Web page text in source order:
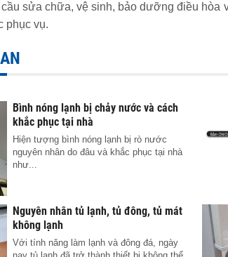
sửa chữa, vệ sinh, bảo dưỡng điều
phục vụ.
Bình nóng lạnh bị chảy nước và cách
khắc phục tại nhà
Hiện tượng bình nóng lạnh bị rò nước
nguyên nhân do đâu và khắc phục tại nhà
như...
Nguyên nhân tủ lạnh, tủ đông, tủ mát
không lạnh
Với tính năng làm lạnh và đông đá, ngày